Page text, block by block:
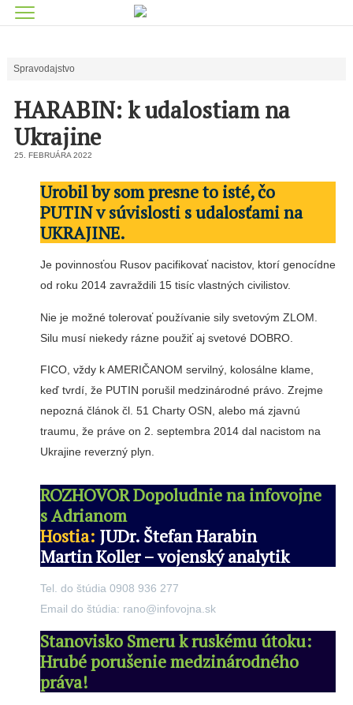
Spravodajstvo
HARABIN: k udalostiam na
Ukrajine
25. FEBRUÁRA 2022
Urobil by som presne to isté, čo
PUTIN v súvislosti s udalosťami na
UKRAJINE.
Je povinnosťou Rusov pacifikovať nacistov, ktorí genocídne
od roku 2014 zavraždili 15 tisíc vlastných civilistov.
Nie je možné tolerovať používanie sily svetovým ZLOM.
Silu musí niekedy rázne použiť aj svetové DOBRO.
FICO, vždy k AMERIČANOM servilný, kolosálne klame,
keď tvrdí, že PUTIN porušil medzinárodné právo. Zrejme
nepozná článok čl. 51 Charty OSN, alebo má zjavnú
traumu, že práve on 2. septembra 2014 dal nacistom na
Ukrajine reverzný plyn.
ROZHOVOR Dopoludnie na infovojne
s Adrianom
Hostia: JUDr. Štefan Harabin
Martin Koller – vojenský analytik
Tel. do štúdia 0908 936 277
Email do štúdia: rano@infovojna.sk
Stanovisko Smeru k ruskému útoku:
Hrubé porušenie medzinárodného
práva!